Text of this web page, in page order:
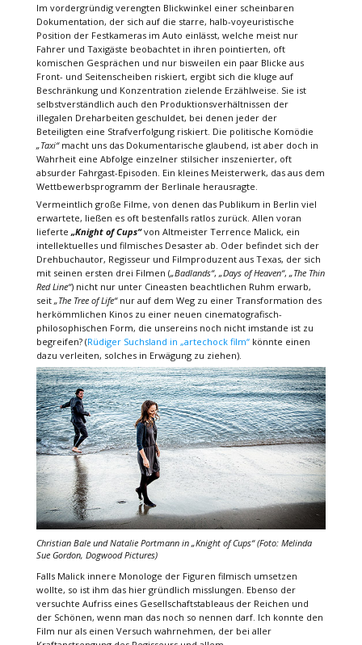
Im vordergründig verengten Blickwinkel einer scheinbaren
Dokumentation, der sich auf die starre, halb-voyeuristische
Position der Festkameras im Auto einlässt, welche meist nur
Fahrer und Taxigäste beobachtet in ihren pointierten, oft
komischen Gesprächen und nur bisweilen ein paar Blicke aus
Front- und Seitenscheiben riskiert, ergibt sich die kluge auf
Beschränkung und Konzentration zielende Erzählweise. Sie ist
selbstverständlich auch den Produktionsverhältnissen der
illegalen Dreharbeiten geschuldet, bei denen jeder der
Beteiligten eine Strafverfolgung riskiert. Die politische Komödie
„Taxi“macht uns das Dokumentarische glaubend, ist aber doch in
Wahrheit eine Abfolge einzelner stilsicher inszenierter, oft
absurder Fahrgast-Episoden. Ein kleines Meisterwerk, das aus dem
Wettbewerbsprogramm der Berlinale herausragte.
Vermeintlich große Filme, von denen das Publikum in Berlin viel
erwartete, ließen es oft bestenfalls ratlos zurück. Allen voran
lieferte „Knight of Cups“von Altmeister Terrence Malick, ein
intellektuelles und filmisches Desaster ab. Oder befindet sich der
Drehbuchautor, Regisseur und Filmproduzent aus Texas, der sich
mit seinen ersten drei Filmen („Badlands“, „Days of Heaven“, „The Thin
Red Line“) nicht nur unter Cineasten beachtlichen Ruhm erwarb,
seit „The Tree of Life“nur auf dem Weg zu einer Transformation des
herkömmlichen Kinos zu einer neuen cinematografisch-
philosophischen Form, die unsereins noch nicht imstande ist zu
begreifen? (Rüdiger Suchsland in „artechock film“könnte einen
dazu verleiten, solches in Erwägung zu ziehen).
Christian Bale und Natalie Portmann in „Knight of Cups“(Foto: Melinda
Sue Gordon, Dogwood Pictures)
Falls Malick innere Monologe der Figuren filmisch umsetzen
wollte, so ist ihm das hier gründlich misslungen. Ebenso der
versuchte Aufriss eines Gesellschaftstableaus der Reichen und
der Schönen, wenn man das noch so nennen darf. Ich konnte den
Film nur als einen Versuch wahrnehmen, der bei aller